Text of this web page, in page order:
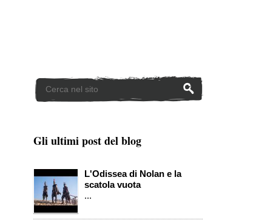
Gli ultimi post del blog
L'Odissea di Nolan e la
scatola vuota
...